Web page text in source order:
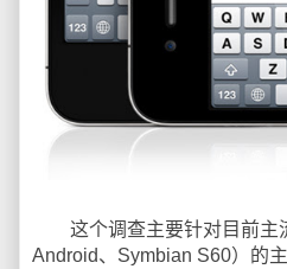
这个调查主要针对目前主
Android、Symbian S60）的